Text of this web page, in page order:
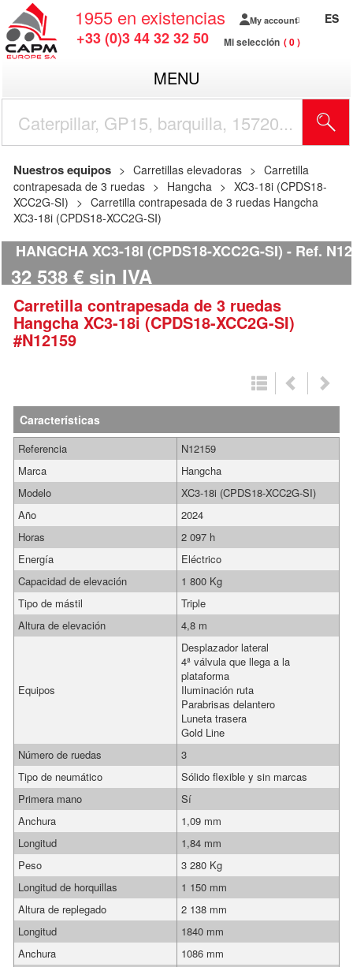
1955 en existencias
+33 (0)3 44 32 32 50
My account
Mi selección 0
ES
MENU
Nuestros equipos Carretillas elevadoras
Carretilla
contrapesada de 3 ruedas
Hangcha
XC3-18i (CPDS18-
XCC2G-SI)
Carretilla contrapesada de 3 ruedas Hangcha
XC3-18i (CPDS18-XCC2G-SI)
HANGCHA XC3-18I (CPDS18-XCC2G-SI) Ref.
32 538 € sin IVA
Carretilla contrapesada de 3 ruedas
Hangcha XC3-18i (CPDS18-XCC2G-SI)
#N12159
Características
Referencia
N12159
Marca
Hangcha
Modelo
XC3-18i (CPDS18-XCC2G-SI)
Año
2024
Horas
2 097 h
Energía
Eléctrico
Capacidad de elevación
1 800 Kg
Tipo de mástil
Triple
Altura de elevación
4,8 m
Equipos
Desplazador lateral
4ª válvula que llega a la
plataforma
Iluminación ruta
Parabrisas delantero
Luneta trasera
Gold Line
Número de ruedas
3
Tipo de neumático
Sólido flexible y sin marcas
Primera mano
Sí
Anchura
1,09 mm
Longitud
1,84 mm
Peso
3 280 Kg
Longitud de horquillas
1 150 mm
Altura de replegado
2 138 mm
Longitud
1840 mm
Anchura
1086 mm